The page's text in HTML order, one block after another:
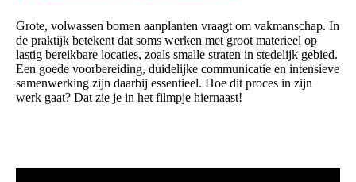
Grote, volwassen bomen aanplanten vraagt om vakmanschap. In
de praktijk betekent dat soms werken met groot materieel op
lastig bereikbare locaties, zoals smalle straten in stedelijk gebied.
Een goede voorbereiding, duidelijke communicatie en intensieve
samenwerking zijn daarbij essentieel. Hoe dit proces in zijn
werk gaat? Dat zie je in het filmpje hiernaast!